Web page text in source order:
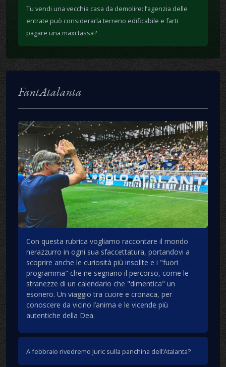
Tu vendi una vecchia casa da demolire: l’agenzia delle
entrate può considerarla terreno edificabile e farti
pagare una maxi tassa?
FantAtalanta
Con questa rubrica vogliamo raccontare il mondo
nerazzurro in ogni sua sfaccettatura, portandovi a
scoprire anche le curiosità più insolite e i "fuori
programma" che ne segnano il percorso, come le
stranezze di un calendario che "dimentica" un
esonero. Un viaggio tra cuore e cronaca, per
conoscere da vicino l’anima e le vicende più
autentiche della Dea.
A febbraio rivedremo Juric sulla panchina dell’Atalanta?